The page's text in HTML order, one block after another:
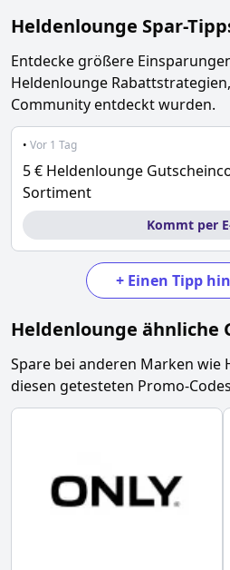
Heldenlounge Spar-
Entdecke größere
Heldenlounge
Community entdeckt wurden.
• Vor 1 Tag
5 € Heldenlounge
Sortiment
Kommt per
+ Einen Tipp
Heldenlounge ähnliche
Spare bei anderen Marken wie
diesen getesteten Promo-